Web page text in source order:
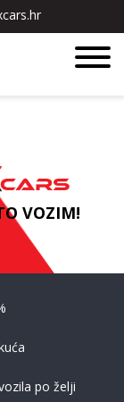
VOZIM!
po želji